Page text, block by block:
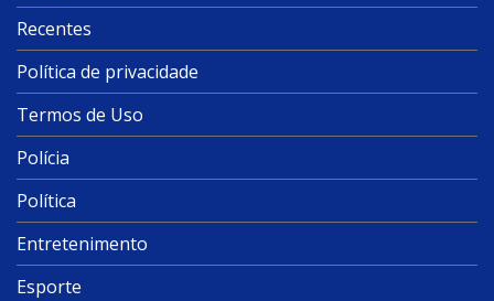
Recentes
Política de privacidade
Termos de Uso
Polícia
Política
Entretenimento
Esporte